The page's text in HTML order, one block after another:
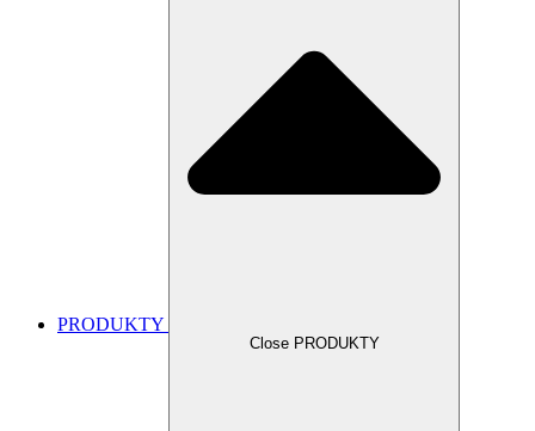
PRODUKTY
Close PRODUKTY